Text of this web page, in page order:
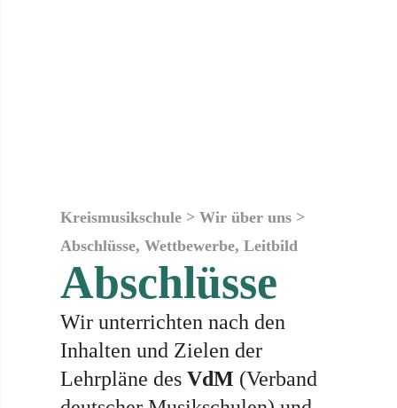
Kreismusikschule > Wir über uns >
Abschlüsse, Wettbewerbe, Leitbild
Abschlüsse
Wir unterrichten nach den
Inhalten und Zielen der
Lehrpläne des VdM (Verband